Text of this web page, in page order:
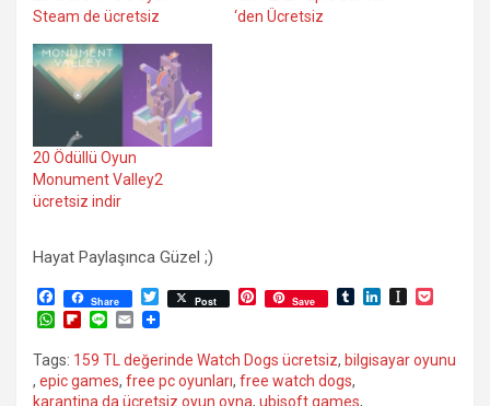
Steam de ücretsiz
‘den Ücretsiz
20 Ödüllü Oyun
Monument Valley2
ücretsiz indir
Hayat Paylaşınca Güzel ;)
F
b
o
o
Share
T
w
i
t
e
r
Post
P
e
r
e
Save
T
b
l
L
e
a
e
W
a
t
s
F
i
p
b
n
e
E
a
i
l
Tags: 159 TL değerinde Watch Dogs ücretsiz, bilgisayar oyunu
, epic games, free pc oyunları, free watch dogs,
karantina da ücretsiz oyun oyna, ubisoft games,